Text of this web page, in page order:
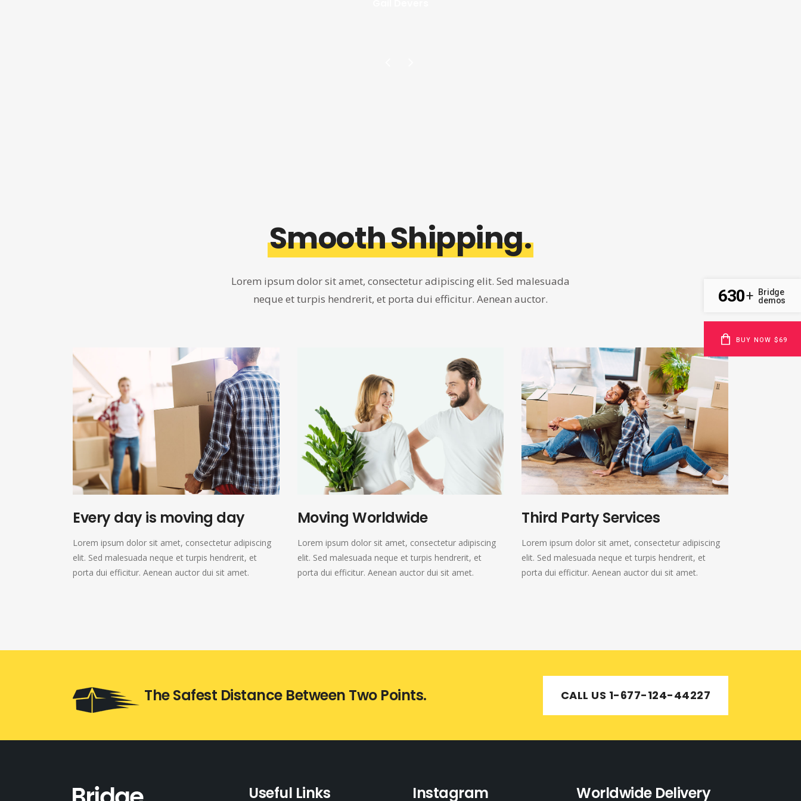
SmoothShipping.
Lorem ipsum dolor sit amet, consectetur adipiscing elit. Sed malesuada
neque et turpis hendrerit, et porta dui efficitur. Aenean auctor.
Every day is moving day
Lorem ipsum dolor sit amet, consectetur adipiscing
elit. Sed malesuada neque et turpis hendrerit, et
porta dui efficitur. Aenean auctor dui sit amet.
Moving Worldwide
Lorem ipsum dolor sit amet, consectetur adipiscing
elit. Sed malesuada neque et turpis hendrerit, et
porta dui efficitur. Aenean auctor dui sit amet.
Third Party Services
Lorem ipsum dolor sit amet, consectetur adipiscing
elit. Sed malesuada neque et turpis hendrerit, et
porta dui efficitur. Aenean auctor dui sit amet.
The Safest Distance Between Two Points. CALL US 1-677-124-44227
Useful Links Instagram Worldwide Delivery
630+
Bridge
demos
BUY NOW $69